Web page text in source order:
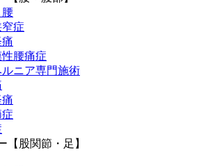
腰
症
腰痛症
ニア専門施術
【股関節・足】